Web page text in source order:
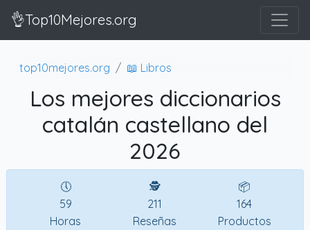
👌Top10Mejores.org
top10mejores.org 📖 Libros
Los mejores diccionarios
catalán castellano del
2026
🕔
59
Horas
🕵
211
Reseñas
📦
164
Productos